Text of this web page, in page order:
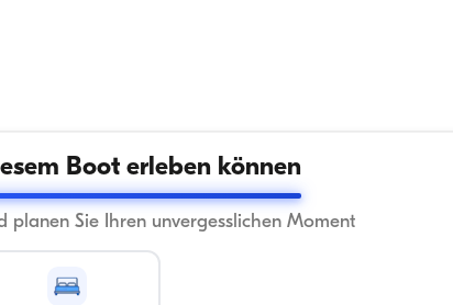
Boot erleben können
planen Sie Ihren unvergesslichen Moment